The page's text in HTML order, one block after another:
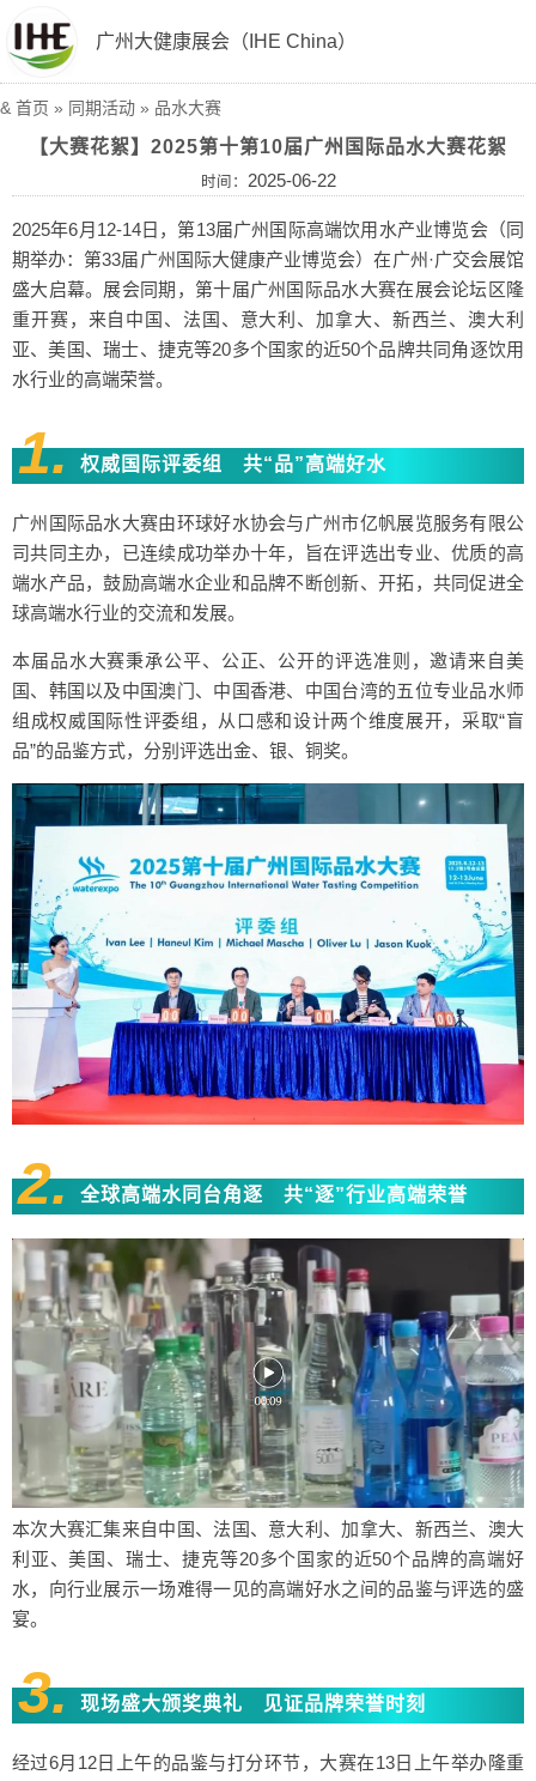
广州大健康展会（IHE China）
& 首页 » 同期活动 » 品水大赛
【大赛花絮】2025第十第10届广州国际品水大赛花絮
时间： 2025-06-22
2025年6月12-14日，第13届广州国际高端饮用水产业博览会（同
期举办：第33届广州国际大健康产业博览会）在广州·广交会展馆
盛大启幕。展会同期，第十届广州国际品水大赛在展会论坛区隆
重开赛，来自中国、法国、意大利、加拿大、新西兰、澳大利
亚、美国、瑞士、捷克等20多个国家的近50个品牌共同角逐饮用
水行业的高端荣誉。
1. 权威国际评委组 共“品”高端好水
广州国际品水大赛由环球好水协会与广州市亿帆展览服务有限公
司共同主办，已连续成功举办十年，旨在评选出专业、优质的高
端水产品，鼓励高端水企业和品牌不断创新、开拓，共同促进全
球高端水行业的交流和发展。
本届品水大赛秉承公平、公正、公开的评选准则，邀请来自美
国、韩国以及中国澳门、中国香港、中国台湾的五位专业品水师
组成权威国际性评委组，从口感和设计两个维度展开，采取“盲
品”的品鉴方式，分别评选出金、银、铜奖。
2. 全球高端水同台角逐 共“逐”行业高端荣誉
本次大赛汇集来自中国、法国、意大利、加拿大、新西兰、澳大
利亚、美国、瑞士、捷克等20多个国家的近50个品牌的高端好
水，向行业展示一场难得一见的高端好水之间的品鉴与评选的盛
宴。
3. 现场盛大颁奖典礼 见证品牌荣誉时刻
经过6月12日上午的品鉴与打分环节，大赛在13日上午举办隆重